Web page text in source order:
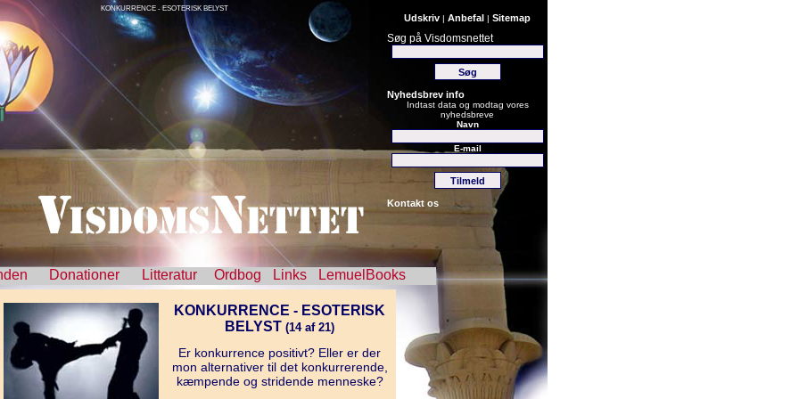
Udskriv | Anbefal | Sitemap
Søg på Visdomsnettet
Nyhedsbrev info
Indtast data og modtag vores
nyhedsbreve
Navn
E-mail
Kontakt os
KONKURRENCE - ESOTERISK BELYST
Donationer Litteratur Ordbog Links LemuelBooks
KONKURRENCE - ESOTERISK
BELYST (14 af 21)
Er konkurrence positivt? Eller er der
mon alternativer til det konkurrerende,
kæmpende og stridende menneske?